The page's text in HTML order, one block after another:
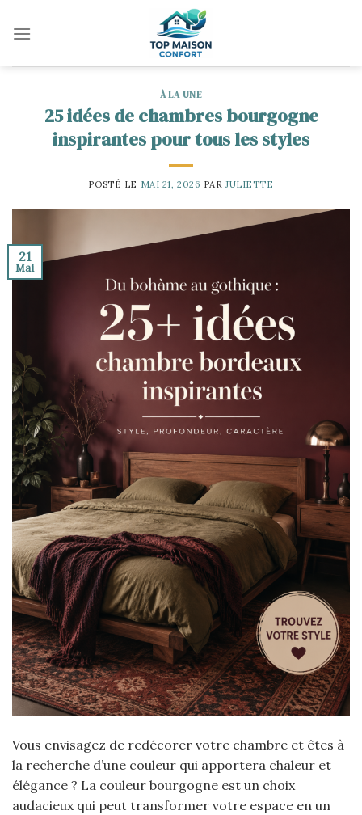
À LA UNE
25 idées de chambres bourgogne
inspirantes pour tous les styles
POSTÉ LE MAI 21, 2026 PARJULIETTE
21
Mai
Vous envisagez de redécorer votre chambre et êtes à
la recherche d’une couleur qui apportera chaleur et
élégance ? La couleur bourgogne est un choix
audacieux qui peut transformer votre espace en un